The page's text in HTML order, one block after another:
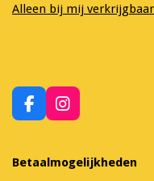
Alleen bij mij
F
a
e
b
I
n
a
Betaalmogelijkheden